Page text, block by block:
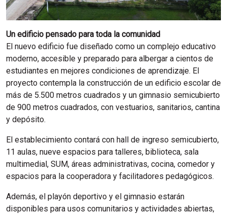
Un edificio pensado para toda la comunidad
El nuevo edificio fue diseñado como un complejo educativo
moderno, accesible y preparado para albergar a cientos de
estudiantes en mejores condiciones de aprendizaje. El
proyecto contempla la construcción de un edificio escolar de
más de 5.500 metros cuadrados y un gimnasio semicubierto
de 900 metros cuadrados, con vestuarios, sanitarios, cantina
y depósito.
El establecimiento contará con hall de ingreso semicubierto,
11 aulas, nueve espacios para talleres, biblioteca, sala
multimedial, SUM, áreas administrativas, cocina, comedor y
espacios para la cooperadora y facilitadores pedagógicos.
Además, el playón deportivo y el gimnasio estarán
disponibles para usos comunitarios y actividades abiertas,